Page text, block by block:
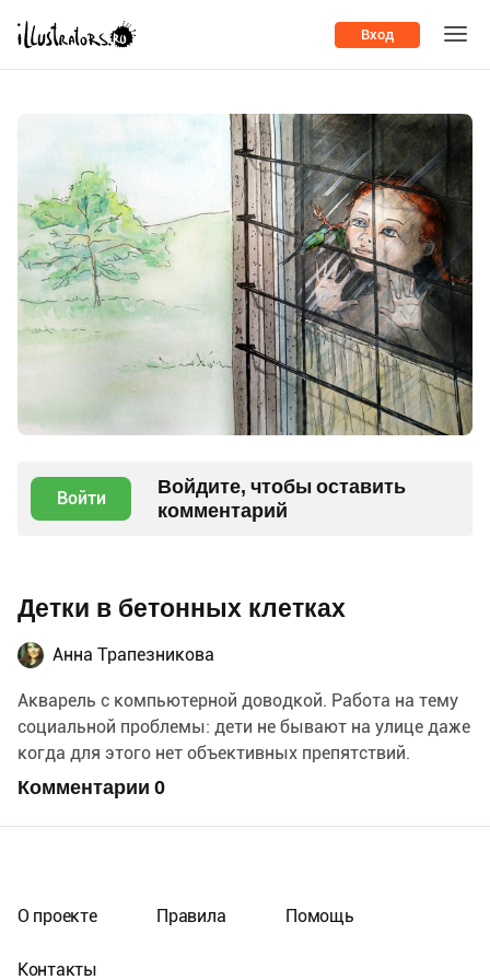
Вход
Войти
Войдите, чтобы оставить
комментарий
Детки в бетонных клетках
Анна Трапезникова
Акварель с компьютерной доводкой. Работа на тему
социальной проблемы: дети не бывают на улице даже
когда для этого нет объективных препятствий.
Комментарии 0
О проекте Правила Помощь
Контакты